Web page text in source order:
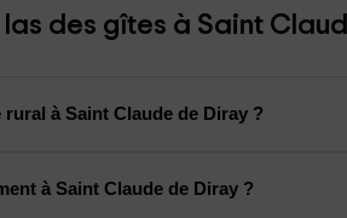
des gîtes à Saint
à Saint Claude de Diray ?
à Saint Claude de Diray ?